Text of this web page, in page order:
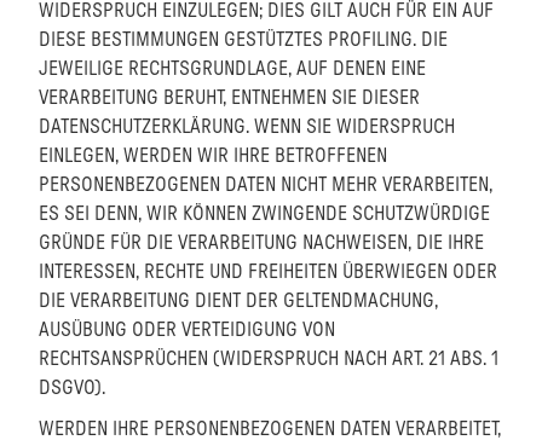
WIDERSPRUCH EINZULEGEN; DIES GILT AUCH FÜR EIN AUF
DIESE BESTIMMUNGEN GESTÜTZTES PROFILING. DIE
JEWEILIGE RECHTSGRUNDLAGE, AUF DENEN EINE
VERARBEITUNG BERUHT, ENTNEHMEN SIE DIESER
DATENSCHUTZERKLÄRUNG. WENN SIE WIDERSPRUCH
EINLEGEN, WERDEN WIR IHRE BETROFFENEN
PERSONENBEZOGENEN DATEN NICHT MEHR VERARBEITEN,
ES SEI DENN, WIR KÖNNEN ZWINGENDE SCHUTZWÜRDIGE
GRÜNDE FÜR DIE VERARBEITUNG NACHWEISEN, DIE IHRE
INTERESSEN, RECHTE UND FREIHEITEN ÜBERWIEGEN ODER
DIE VERARBEITUNG DIENT DER GELTENDMACHUNG,
AUSÜBUNG ODER VERTEIDIGUNG VON
RECHTSANSPRÜCHEN (WIDERSPRUCH NACH ART. 21 ABS. 1
DSGVO).
WERDEN IHRE PERSONENBEZOGENEN DATEN VERARBEITET,